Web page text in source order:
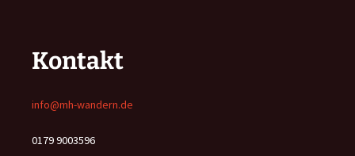
Kontakt
info@mh-wandern.de
0179 9003596